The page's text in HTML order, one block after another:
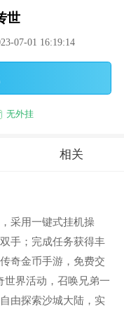
世
07-01 16:19:14
无外挂
相关
采用一键式挂机操
手；完成任务获得丰
奇金币手游，免费交
世界活动，召唤兄弟一
由探索沙城大陆，实